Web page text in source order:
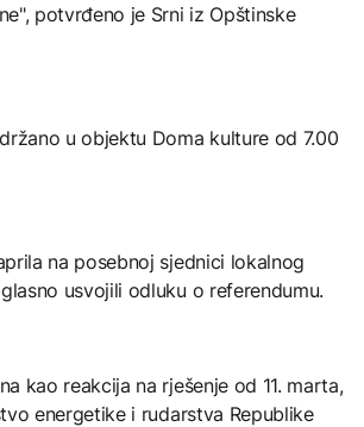
potvrđeno je Srni iz Opštinske
u objektu Doma kulture od 7.00
na posebnoj sjednici lokalnog
usvojili odluku o referendumu.
kao reakcija na rješenje od 11. marta,
energetike i rudarstva Republike